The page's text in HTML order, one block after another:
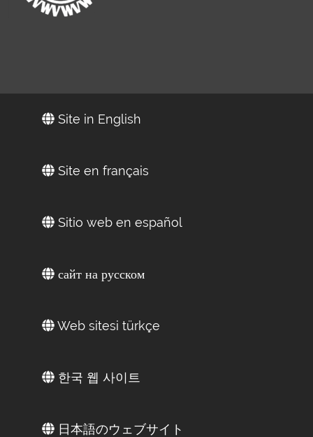
Site in English
Site en français
Sitio web en español
сайт на русском
Web sitesi türkçe
한국 웹 사이트
日本語のウェブサイト